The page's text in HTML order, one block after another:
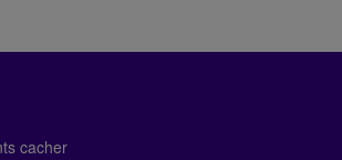
cacher